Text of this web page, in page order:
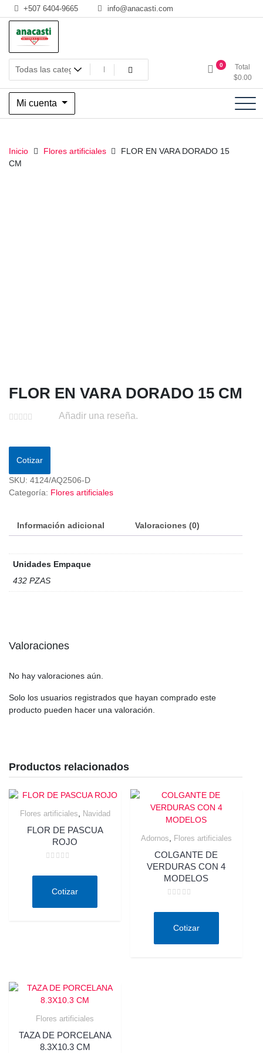
Saltar
al
contenido
+507 6404-9665 info@anacasti.com
Anacasti Internacional SA
Ventas de productos al por mayor de flores y plantas. juguetes,
navidad, religioso y adornos
0
Total
$0.00
Mi cuenta
Inicio Flores artificiales
FLOR EN VARA DORADO 15
CM
FLOR EN VARA DORADO 15 CM
Añadir una reseña.
Cotizar
SKU: 4124/AQ2506-D
Categoría: Flores artificiales
Información adicional Valoraciones (0)
Unidades Empaque
432 PZAS
Valoraciones
No hay valoraciones aún.
Solo los usuarios registrados que hayan comprado este
producto pueden hacer una valoración.
Productos relacionados
Flores artificiales Navidad
FLOR DE PASCUA
ROJO
deCotizar
Adornos Flores artificiales
COLGANTE DE
VERDURAS CON 4
MODELOS
deCotizar
Flores artificiales
TAZA DE PORCELANA
8.3X10.3 CM